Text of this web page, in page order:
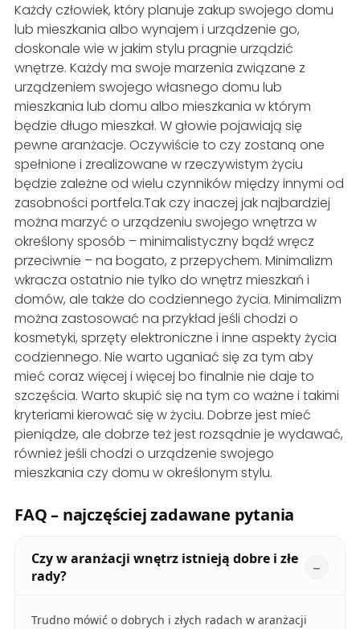
Każdy człowiek, który planuje zakup swojego domu
lub mieszkania albo wynajem i urządzenie go,
doskonale wie w jakim stylu pragnie urządzić
wnętrze. Każdy ma swoje marzenia związane z
urządzeniem swojego własnego domu lub
mieszkania lub domu albo mieszkania w którym
będzie długo mieszkał. W głowie pojawiają się
pewne aranżacje. Oczywiście to czy zostaną one
spełnione i zrealizowane w rzeczywistym życiu
będzie zależne od wielu czynników między innymi od
zasobności portfela.Tak czy inaczej jak najbardziej
można marzyć o urządzeniu swojego wnętrza w
określony sposób – minimalistyczny bądź wręcz
przeciwnie – na bogato, z przepychem. Minimalizm
wkracza ostatnio nie tylko do wnętrz mieszkań i
domów, ale także do codziennego życia. Minimalizm
można zastosować na przykład jeśli chodzi o
kosmetyki, sprzęty elektroniczne i inne aspekty życia
codziennego. Nie warto uganiać się za tym aby
mieć coraz więcej i więcej bo finalnie nie daje to
szczęścia. Warto skupić się na tym co ważne i takimi
kryteriami kierować się w życiu. Dobrze jest mieć
pieniądze, ale dobrze też jest rozsądnie je wydawać,
również jeśli chodzi o urządzenie swojego
mieszkania czy domu w określonym stylu.
FAQ – najczęściej zadawane pytania
Czy w aranżacji wnętrz istnieją dobre i złe
rady?
Trudno mówić o dobrych i złych radach w aranżacji